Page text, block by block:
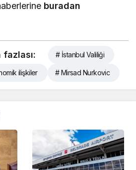
buradan
# İstanbul Valiliği
ilişkiler # Mirsad Nurkovic